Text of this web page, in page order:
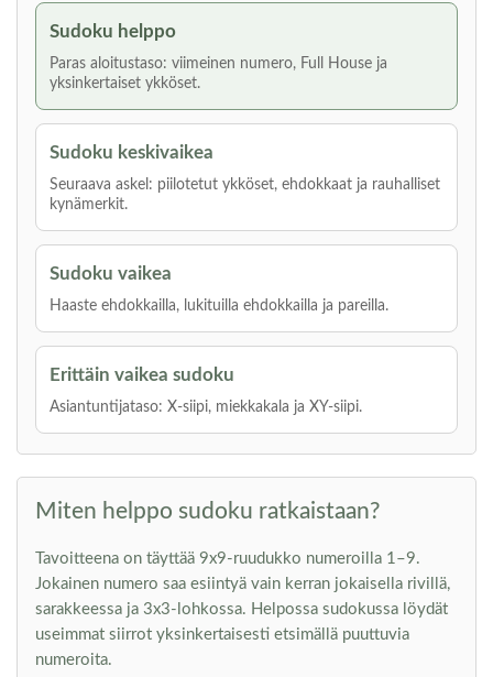
Sudoku helppo
Paras aloitustaso: viimeinen numero, Full House ja
yksinkertaiset ykköset.
Sudoku keskivaikea
Seuraava askel: piilotetut ykköset, ehdokkaat ja rauhalliset
kynämerkit.
Sudoku vaikea
Haaste ehdokkailla, lukituilla ehdokkailla ja pareilla.
Erittäin vaikea sudoku
Asiantuntijataso: X-siipi, miekkakala ja XY-siipi.
Miten helppo sudoku ratkaistaan?
Tavoitteena on täyttää 9x9-ruudukko numeroilla 1–9.
Jokainen numero saa esiintyä vain kerran jokaisella rivillä,
sarakkeessa ja 3x3-lohkossa. Helpossa sudokussa löydät
useimmat siirrot yksinkertaisesti etsimällä puuttuvia
numeroita.